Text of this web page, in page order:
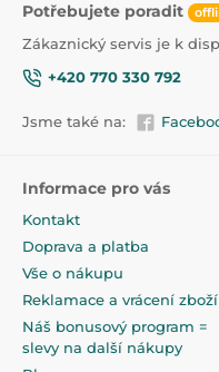
Potřebujete poradit
Zákaznický servis je k
+420 770 330 792
Jsme také na:
Informace pro vás
Kontakt
Doprava a platba
Vše o nákupu
Reklamace a vrácení zboží
Náš bonusový program =
slevy na další nákupy